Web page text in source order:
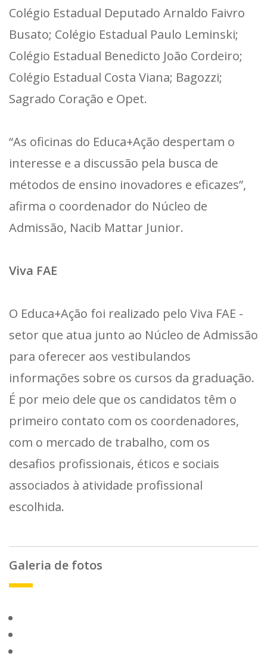
Colégio Estadual Deputado Arnaldo Faivro
Busato; Colégio Estadual Paulo Leminski;
Colégio Estadual Benedicto João Cordeiro;
Colégio Estadual Costa Viana; Bagozzi;
Sagrado Coração e Opet.
“As oficinas do Educa+Ação despertam o
interesse e a discussão pela busca de
métodos de ensino inovadores e eficazes”,
afirma o coordenador do Núcleo de
Admissão, Nacib Mattar Junior.
Viva FAE
O Educa+Ação foi realizado pelo Viva FAE -
setor que atua junto ao Núcleo de Admissão
para oferecer aos vestibulandos
informações sobre os cursos da graduação.
É por meio dele que os candidatos têm o
primeiro contato com os coordenadores,
com o mercado de trabalho, com os
desafios profissionais, éticos e sociais
associados à atividade profissional
escolhida.
Galeria de fotos